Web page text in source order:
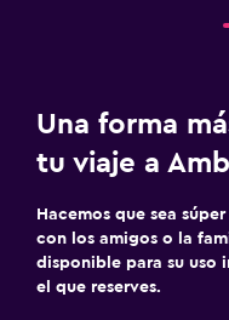
Una forma
tu viaje a
Hacemos que sea
con los amigos o la
disponible para su uso
el que reserves.